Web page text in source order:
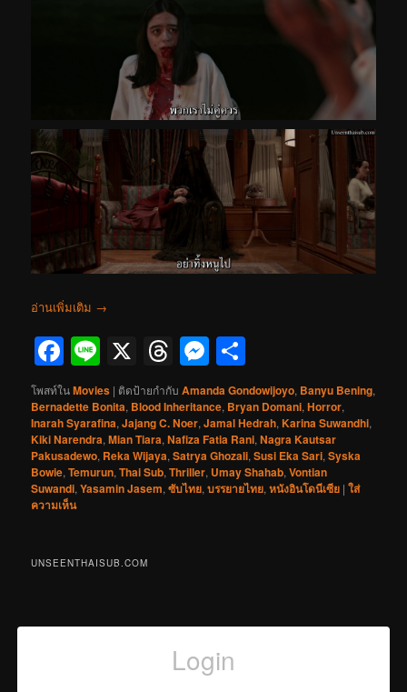
อ่านเพิ่มเติม →
Facebook
Line
X Threads
Messenger
โพสท์ในMovies | ติดป้ายกำกับ Amanda Gondowijoyo, Banyu Bening,
Bernadette Bonita, Blood Inheritance, Bryan Domani,Horror,
Inarah Syarafina,Jajang C. Noer,Jamal Hedrah,Karina Suwandhi,
Kiki Narendra,Mian Tiara,Nafiza Fatia Rani,Nagra Kautsar
Pakusadewo, Reka Wijaya,Satrya Ghozali,Susi Eka Sari,Syska
Bowie,Temurun,Thai Sub,Thriller, Umay Shahab,Vontian
Suwandi,Yasamin Jasem,ซับไทย,บรรยายไทย,หนังอินโดนีเซีย |ใส่
ความเห็น
UNSEENTHAISUB.COM
Login